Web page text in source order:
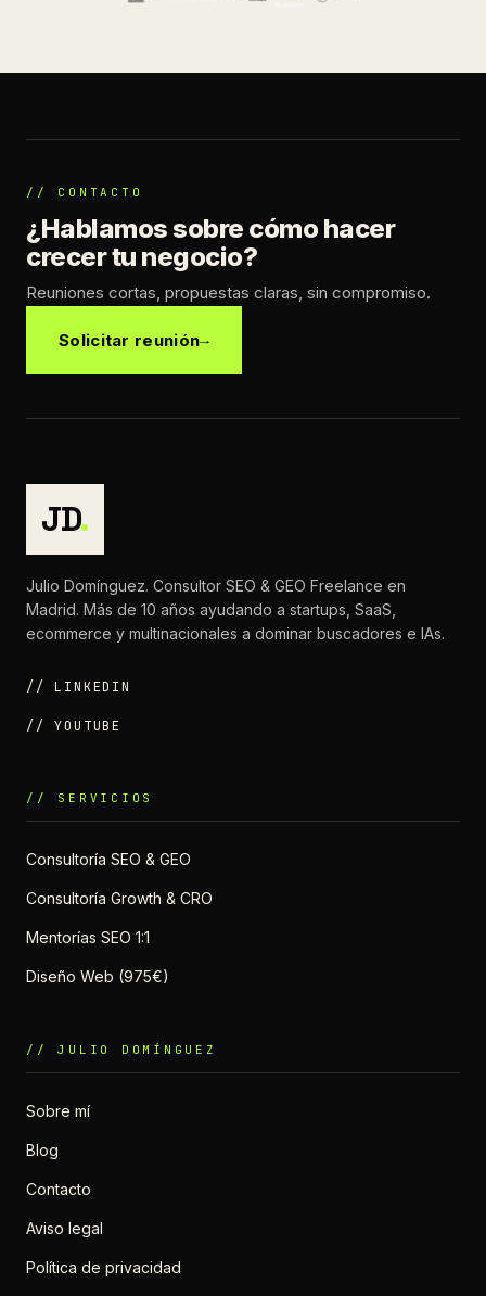
// CONTACTO
¿Hablamos sobre cómo hacer
crecer tu negocio?
Reuniones cortas, propuestas claras, sin compromiso.
Solicitar reunión
JD.
Julio Domínguez. Consultor SEO & GEO Freelance en
Madrid. Más de 10 años ayudando a startups, SaaS,
ecommerce y multinacionales a dominar buscadores e IAs.
// LINKEDIN
// YOUTUBE
// SERVICIOS
Consultoría SEO & GEO
Consultoría Growth & CRO
Mentorías SEO 1:1
Diseño Web (975€)
// JULIO DOMÍNGUEZ
Sobre mí
Blog
Contacto
Aviso legal
Política de privacidad